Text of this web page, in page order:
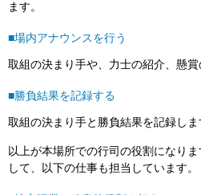
ます。
■場内アナウンスを行う
取組の決まり手や、力士の紹介、懸賞
■勝負結果を記録する
取組の決まり手と勝負結果を記録しま
以上が本場所での行司の役割になり
して、以下の仕事も担当しています。